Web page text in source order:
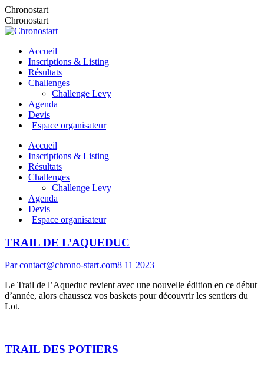
Chronostart
Chronostart
Accueil
Inscriptions & Listing
Résultats
Challenges
Challenge Levy
Agenda
Devis
Espace organisateur
Accueil
Inscriptions & Listing
Résultats
Challenges
Challenge Levy
Agenda
Devis
Espace organisateur
TRAIL DE L’AQUEDUC
Parcontact@chrono-start.com8 11 2023
Le Trail de l’Aqueduc revient avec une nouvelle édition en ce début
d’année, alors chaussez vos baskets pour découvrir les sentiers du
Lot.
TRAIL DES POTIERS